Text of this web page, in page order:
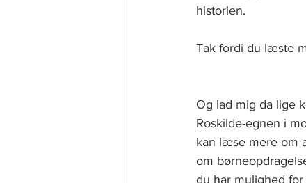
historien.
Tak fordi du læste
Og lad mig da lige
Roskilde-egnen i
kan læse mere om
om
du har mulighed